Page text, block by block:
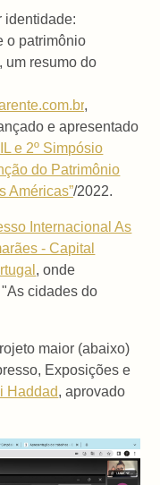
identidade:
o patrimônio
um resumo do
,
e apresentado
e 2º Simpósio
do Patrimônio
Américas”/2022.
Internacional As
- Capital
, onde
cidades do
maior (abaixo)
Exposições e
Haddad, aprovado